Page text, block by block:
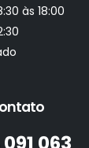
às 18:00
063